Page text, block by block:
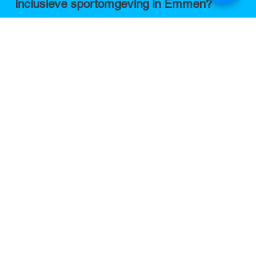
inclusieve sportomgeving in Emmen? *